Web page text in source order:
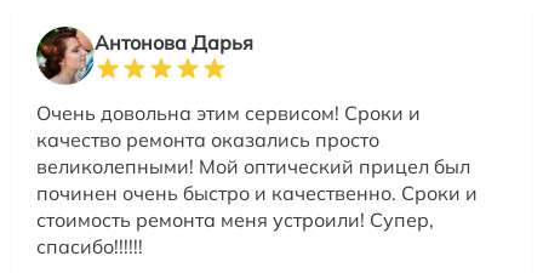
Антонова Дарья
Очень довольна этим сервисом! Сроки и
качество ремонта оказались просто
великолепными! Мой оптический прицел был
починен очень быстро и качественно. Сроки и
стоимость ремонта меня устроили! Супер,
спасибо!!!!!!